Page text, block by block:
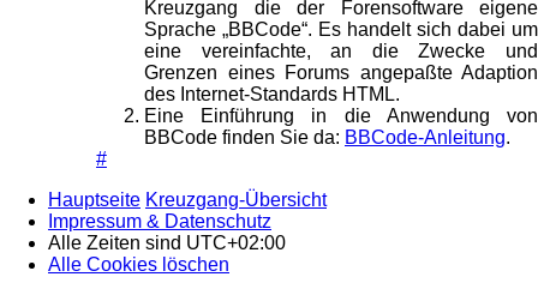
Kreuzgang die der Forensoftware eigene
Sprache „BBCode“. Es handelt sich dabei um
eine vereinfachte, an die Zwecke und
Grenzen eines Forums angepaßte Adaption
des Internet-Standards HTML.
Eine Einführung in die Anwendung von
BBCode finden Sie da: BBCode-Anleitung.
#
Hauptseite Kreuzgang-Übersicht
Impressum & Datenschutz
Alle Zeiten sind UTC+02:00
Alle Cookies löschen